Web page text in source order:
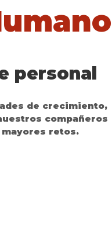
personal
de crecimiento,
compañeros
retos.